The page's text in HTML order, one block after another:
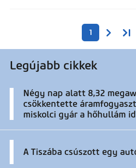
Oldalszámozás 1
Legújabb cikkek
Négy nap alatt 8,32
csökkentette
miskolci gyár a hőhullám
A Tiszába csúszott egy